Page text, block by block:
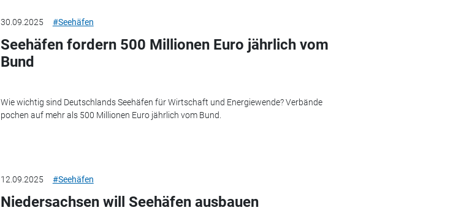
30.09.2025 #Seehäfen
Seehäfen fordern 500 Millionen Euro jährlich vom
Bund
Wie wichtig sind Deutschlands Seehäfen für Wirtschaft und Energiewende? Verbände
pochen auf mehr als 500 Millionen Euro jährlich vom Bund.
12.09.2025 #Seehäfen
Niedersachsen will Seehäfen ausbauen